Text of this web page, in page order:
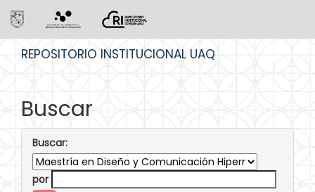
REPOSITORIO INSTITUCIONAL UAQ
Buscar
Buscar:
por